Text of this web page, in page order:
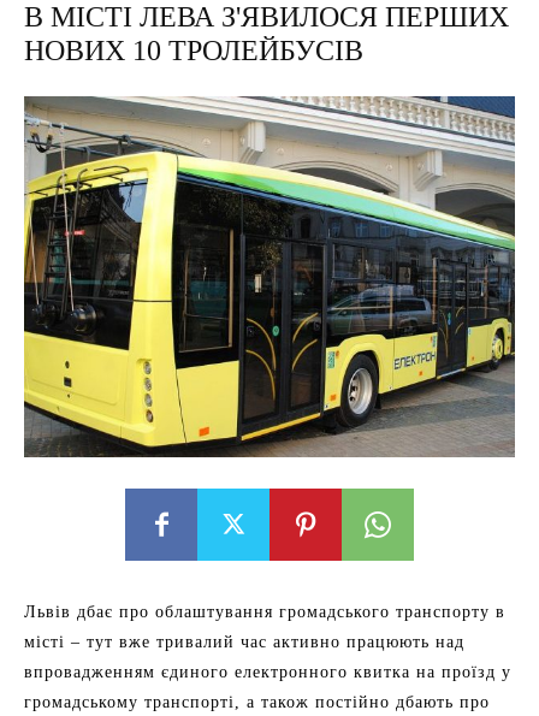
В МІСТІ ЛЕВА З'ЯВИЛОСЯ ПЕРШИХ
НОВИХ 10 ТРОЛЕЙБУСІВ
Львів дбає про облаштування громадського транспорту в
місті – тут вже тривалий час активно працюють над
впровадженням єдиного електронного квитка на проїзд у
громадському транспорті, а також постійно дбають про